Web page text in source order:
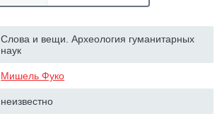
Слова и вещи. Археология гуманитарных
наук
Мишель Фуко
неизвестно